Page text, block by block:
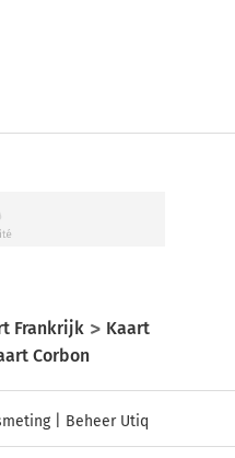
Frankrijk
Kaart
Corbon
| Beheer Utiq